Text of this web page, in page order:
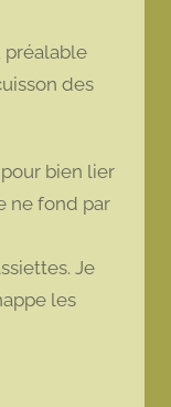
préalable
des
bien lier
ne fond par
Je
les